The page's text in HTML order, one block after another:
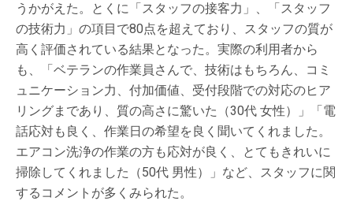
うかがえた。とくに「スタッフの接客力」、「スタッフ
の技術力」の項目で80点を超えており、スタッフの質が
高く評価されている結果となった。実際の利用者から
も、「ベテランの作業員さんで、技術はもちろん、コミ
ュニケーション力、付加価値、受付段階での対応のヒア
リングまであり、質の高さに驚いた（30代 女性）」「電
話応対も良く、作業日の希望を良く聞いてくれました。
エアコン洗浄の作業の方も応対が良く、とてもきれいに
掃除してくれました（50代 男性）」など、スタッフに関
するコメントが多くみられた。